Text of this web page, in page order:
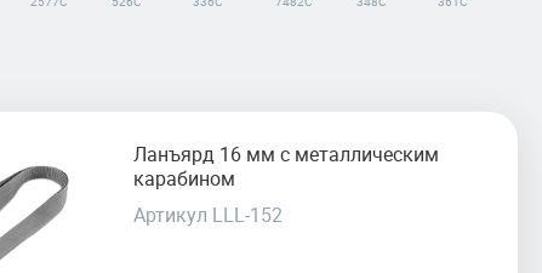
Ланъярд 16 мм с металлическим
карабином
Артикул LLL-152